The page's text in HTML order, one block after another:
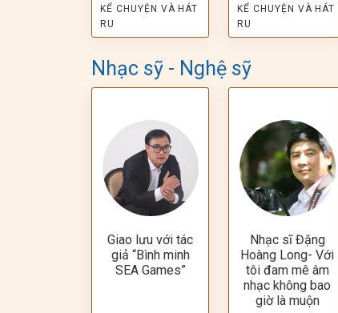
KỂ CHUYỆN VÀ HÁT
RU
KỂ CHUYỆN VÀ HÁT
RU
Nhạc sỹ - Nghệ sỹ
Giao lưu với tác
giả “Bình minh
SEA Games”
Nhạc sĩ Đặng
Hoàng Long- Với
tôi đam mê âm
nhạc không bao
giờ là muộn